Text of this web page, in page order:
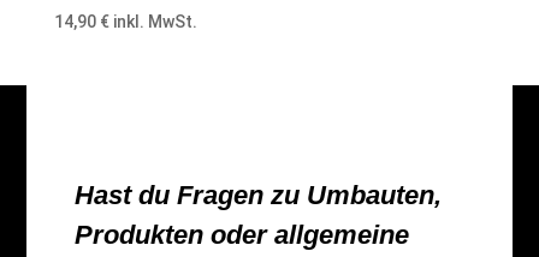
14,90 € inkl. MwSt.
Hast du Fragen zu Umbauten,
Produkten oder allgemeine